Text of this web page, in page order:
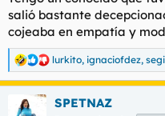
salió bastante
cojeaba en empatía y
R
e
lurkito, ignaciofdez,
SPETNAZ